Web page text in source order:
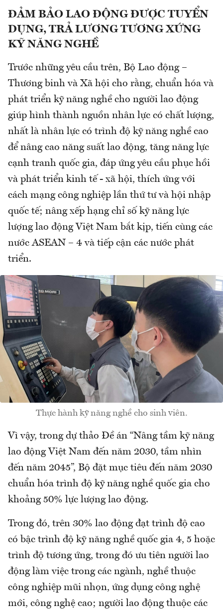
ĐẢM BẢO LAO ĐỘNG ĐƯỢC TUYỂN
DỤNG, TRẢ LƯƠNG TƯƠNG XỨNG
KỸ NĂNG NGHỀ
Trước những yêu cầu trên, Bộ Lao động –
Thương binh và Xã hội cho rằng, chuẩn hóa và
phát triển kỹ năng nghề cho người lao động
giúp hình thành nguồn nhân lực có chất lượng,
nhất là nhân lực có trình độ kỹ năng nghề cao
để nâng cao năng suất lao động, tăng năng lực
cạnh tranh quốc gia, đáp ứng yêu cầu phục hồi
và phát triển kinh tế - xã hội, thích ứng với
cách mạng công nghiệp lần thứ tư và hội nhập
quốc tế; nâng xếp hạng chỉ số kỹ năng lực
lượng lao động Việt Nam bắt kịp, tiến cùng các
nước ASEAN – 4 và tiếp cận các nước phát
triển.
Thực hành kỹ năng nghề cho sinh viên.
Vì vậy, trong dự thảo Đề án “Nâng tầm kỹ năng
lao động Việt Nam đến năm 2030, tầm nhìn
đến năm 2045”, Bộ đặt mục tiêu đến năm 2030
chuẩn hóa trình độ kỹ năng nghề quốc gia cho
khoảng 50% lực lượng lao động.
Trong đó, trên 30% lao động đạt trình độ cao
có bậc trình độ kỹ năng nghề quốc gia 4, 5 hoặc
trình độ tương ứng, trong đó ưu tiên người lao
động làm việc trong các ngành, nghề thuộc
công nghiệp mũi nhọn, ứng dụng công nghệ
mới, công nghệ cao; người lao động thuộc các